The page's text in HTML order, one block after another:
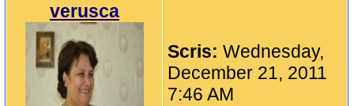
verusca
Scris:Wednesday,
December 21, 2011
7:46 AM